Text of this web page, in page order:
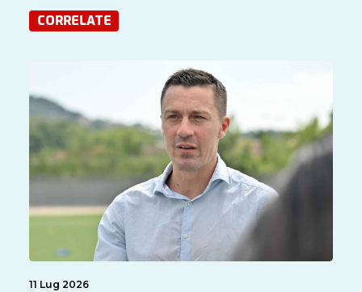
CORRELATE
11 Lug 2026